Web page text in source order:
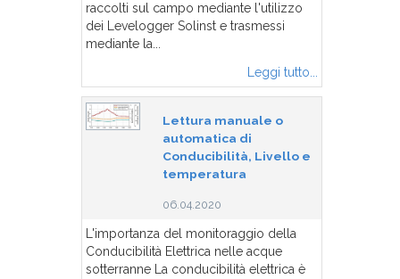
raccolti sul campo mediante l'utilizzo
dei Levelogger Solinst e trasmessi
mediante la...
Leggi tutto...
Lettura manuale o
automatica di
Conducibilità, Livello e
temperatura
06.04.2020
L'importanza del monitoraggio della
Conducibilità Elettrica nelle acque
sotterranne La conducibilità elettrica è